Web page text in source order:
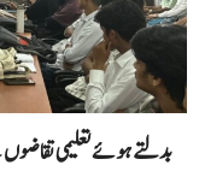
بدلتے ہوئے تعلیمی تقاضوں